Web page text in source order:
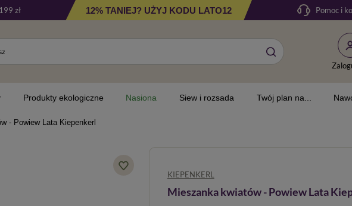
zł 12% TANIEJ? UŻYJ KODU LATO12 Pomoc i
Produkty ekologiczne Nasiona Siew i rozsada Twój plan na...
- Powiew Lata Kiepenkerl
KIEPENKERL
Mieszanka kwiatów - Powiew Lata